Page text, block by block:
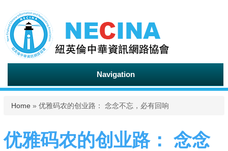
Navigation
You are here
Home » 优雅码农的创业路： 念念不忘，必有回响
优雅码农的创业路： 念念